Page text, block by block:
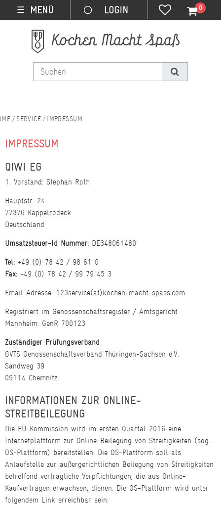
☰ MENÜ 0
SERVICE IMPRESSUM
IMPRESSUM
QIWI EG
1. Vorstand: Stephan Roth
Hauptstr. 24
77876 Kappelrodeck
Deutschland
Umsatzsteuer-Id Nummer: DE348061480
Tel: +49 (0) 78 42 / 98 61 0
Fax: +49 (0) 78 42 / 99 79 45 3
Email Adresse: 123service(at)kochen-macht-spass.com
Registriert im Genossenschaftsregister / Amtsgericht
Mannheim: GenR 700123
Zuständiger Prüfungsverband
GVTS Genossenschaftsverband Thüringen-Sachsen e.V.
Sandweg 39
09114 Chemnitz
INFORMATIONEN ZUR ONLINE-
STREITBEILEGUNG
Die EU-Kommission wird im ersten Quartal 2016 eine
Internetplattform zur Online-Beilegung von Streitigkeiten (sog.
OS-Plattform) bereitstellen. Die OS-Plattform soll als
Anlaufstelle zur außergerichtlichen Beilegung von Streitigkeiten
betreffend vertragliche Verpflichtungen, die aus Online-
Kaufverträgen erwachsen, dienen. Die OS-Plattform wird unter
folgendem Link erreichbar sein: